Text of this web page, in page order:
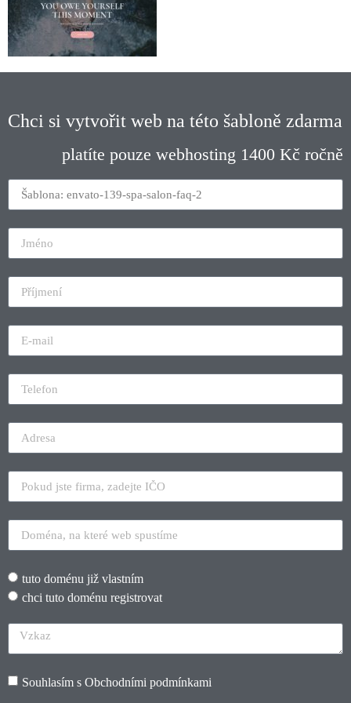
Chci si vytvořit web na této šabloně zdarma
platíte pouze webhosting 1400 Kč ročně
tuto doménu již vlastním
chci tuto doménu registrovat
Souhlasím s Obchodními podmínkami